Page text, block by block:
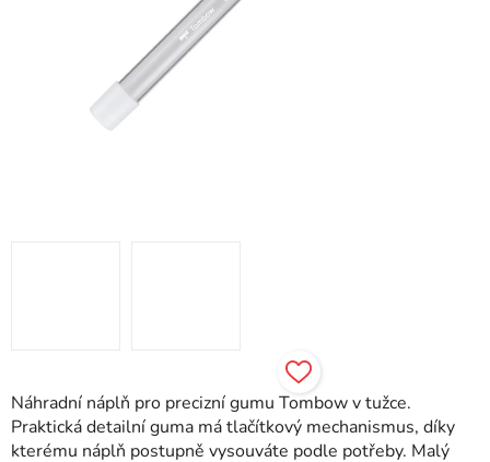
Náhradní náplň pro precizní gumu Tombow v tužce.
Praktická detailní guma má tlačítkový mechanismus, díky
kterému náplň postupně vysouváte podle potřeby. Malý